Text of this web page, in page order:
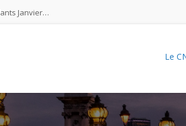
Janvier…
Juin…
MUNICIPALES 2026
N°2-2026
Le